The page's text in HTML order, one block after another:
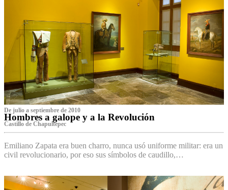
De julio a septiembre de 2010
Hombres a galope y a la Revolución
Castillo de Chapultepec
Emiliano Zapata era buen charro, nunca usó uniforme militar: era un
civil revolucionario, por eso sus símbolos de caudillo,…